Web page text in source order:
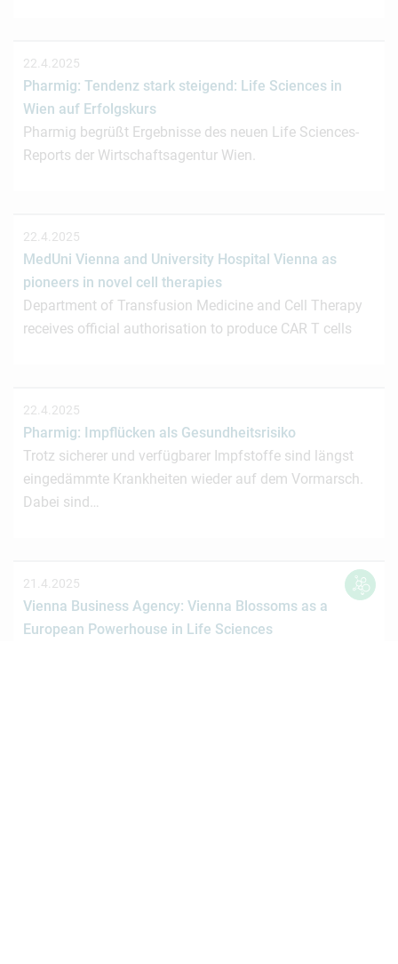
22.4.2025
Pharmig: Tendenz stark steigend: Life Sciences in
Wien auf Erfolgskurs
Pharmig begrüßt Ergebnisse des neuen Life Sciences-
Reports der Wirtschaftsagentur Wien.
22.4.2025
MedUni Vienna and University Hospital Vienna as
pioneers in novel cell therapies
Department of Transfusion Medicine and Cell Therapy
receives official authorisation to produce CAR T cells
22.4.2025
Pharmig: Impflücken als Gesundheitsrisiko
Trotz sicherer und verfügbarer Impfstoffe sind längst
eingedämmte Krankheiten wieder auf dem Vormarsch.
Dabei sind…
21.4.2025
Vienna Business Agency: Vienna Blossoms as a
European Powerhouse in Life Sciences